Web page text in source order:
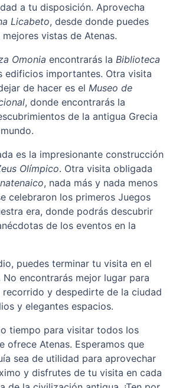
a tu disposición. Aprovecha
Licabeto, desde donde puedes
vistas de Atenas.
Omonia encontrarás la Biblioteca
edificios importantes. Otra visita
de hacer es el Museo de
, donde encontrarás la
de la antigua Grecia
es la impresionante construcción
Olímpico. Otra visita obligada
, nada más y nada menos
celebraron los primeros Juegos
era, donde podrás descubrir
de los eventos en la
puedes terminar tu visita en el
No encontrarás mejor lugar para
recorrido y despedirte de la ciudad
y elegantes espacios.
tiempo para visitar todos los
ofrece Atenas. Esperamos que
sea de utilidad para aprovechar
y disfrutes de tu visita en cada